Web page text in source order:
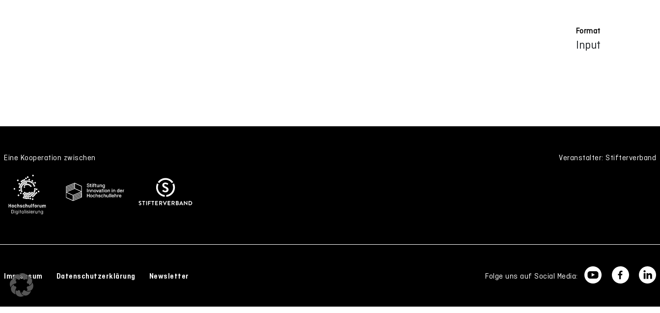
Format
Input
Eine Kooperation zwischen Veranstalter: Stifterverband
Impressum Datenschutzerklärung Newsletter Folge uns auf Social Media: